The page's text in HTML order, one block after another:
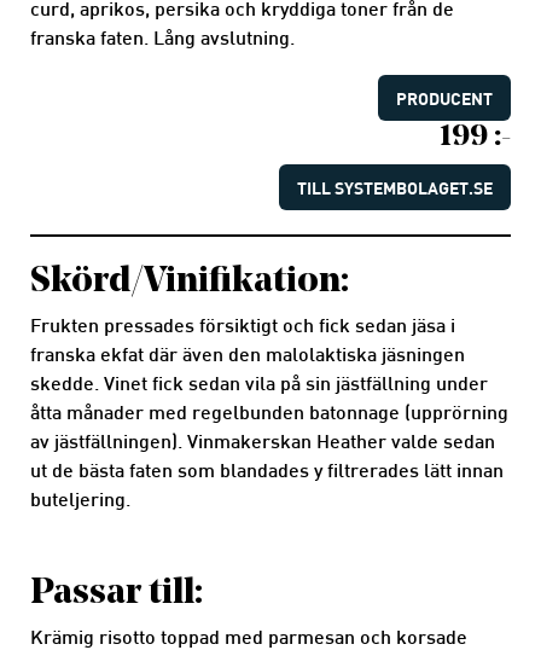
curd, aprikos, persika och kryddiga toner från de
franska faten. Lång avslutning.
PRODUCENT
199 :-
TILL SYSTEMBOLAGET.SE
Skörd/Vinifikation:
Frukten pressades försiktigt och fick sedan jäsa i
franska ekfat där även den malolaktiska jäsningen
skedde. Vinet fick sedan vila på sin jästfällning under
åtta månader med regelbunden batonnage (upprörning
av jästfällningen). Vinmakerskan Heather valde sedan
ut de bästa faten som blandades y filtrerades lätt innan
buteljering.
Passar till:
Krämig risotto toppad med parmesan och korsade